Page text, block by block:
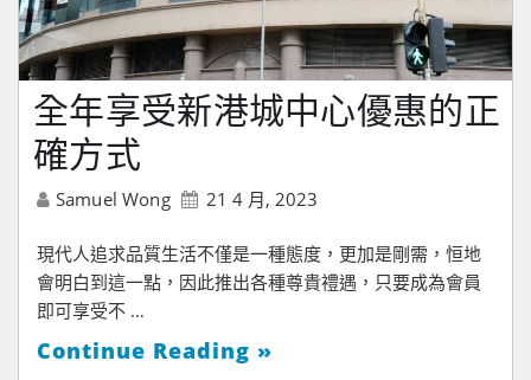
全年享受新港城中心優惠的正
確方式
Samuel Wong 21 4 月, 2023
現代人追求品質生活不僅是一種態度，更加是剛需，恒地
會明白到這一點，因此推出各種尊貴禮遇，只要成為會員
即可享受不 …
Continue Reading »